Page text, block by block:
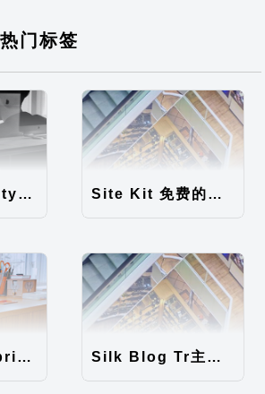
热门标签
Twenty Twenty-Five 免费的WordPress内容主题 Site Kit 免费的WordPress数据统计插件
Clean Enterprise主题汉化包 Silk Blog Tr主题汉化包